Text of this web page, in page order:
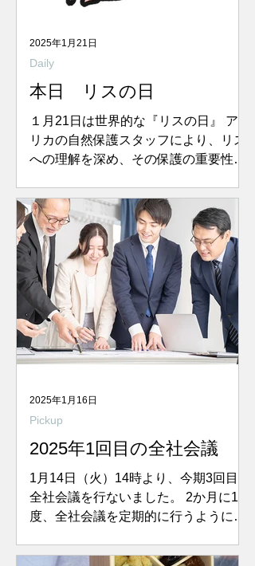
本日 リスの日
１月21日は世界的な『リスの日』 アメ
リカの自然保護スタッフにより、リス
への理解を深め、その保護の重要性を
す。 え？誰でも思いついたら決めてい
いの？…いいのか、言ったもん勝ち。
というわけでまずはリスへの理解を深
めてみますか。...
Daily
2025年1月21日
2025年1回目の全社会議
1月14日（火）14時より、今期3回目の
全社会議を行ないました。 2か月に1
度、全社会議を定期的に行うようにな
浅いものの、少しでも発言してもらう
Pickup
2025年1月16日